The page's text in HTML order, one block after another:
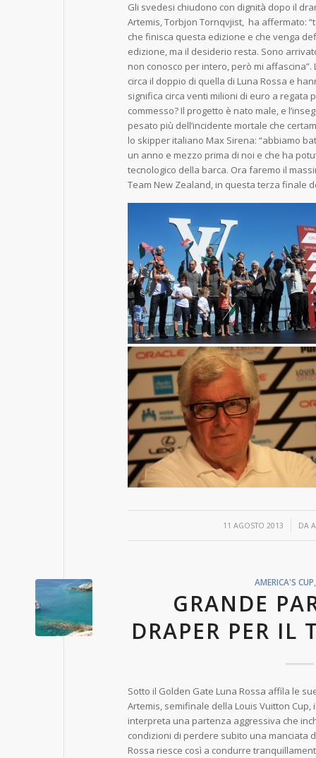
Gli svedesi chiudono con dignità dopo il
Artemis, Torbjon Tornqvjist, ha affermato:
che finisca questa edizione e che venga
edizione, ma il desiderio resta. Sono
non conosco per intero, però mi
circa il doppio di quella di Luna Rossa e
significa circa venti milioni di euro a regata
commesso? Il progetto è nato male, e
pesato più dell’incidente mortale che
lo skipper italiano Max Sirena: “abbiamo
un anno e mezzo prima di noi e che ha
tecnologico della barca. Ora faremo il
Team New Zealand, in questa terza finale
11 AGOSTO 2013
/ DA
AMERICA'S CUP
GRANDE
DRAPER PER IL
Sotto il Golden Gate Luna Rossa affila le
Artemis, semifinale della Louis Vuitton
interpreta una partenza aggressiva che
condizioni di perdere subito una manciata
Rossa riesce così a condurre